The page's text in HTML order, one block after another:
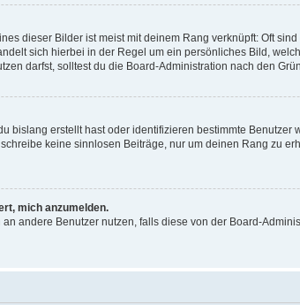
dieser Bilder ist meist mit deinem Rang verknüpft: Oft
sich hierbei in der Regel um ein persönliches Bild,
darfst, solltest du die Board-Administration nach den
bislang erstellt hast oder identifizieren bestimmte
keine sinnlosen Beiträge, nur um deinen Rang zu
mich anzumelden.
andere Benutzer nutzen, falls diese von der Board-